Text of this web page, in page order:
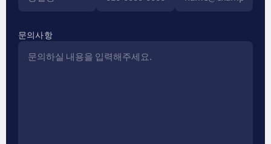
문의사항